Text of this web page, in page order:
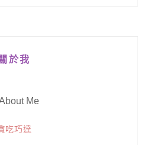
關於我
吃巧達